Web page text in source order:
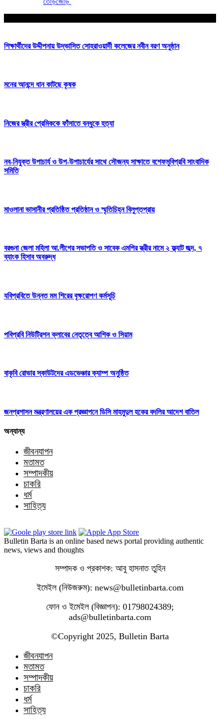
শিক্ষার্থীদের উদ্দীপনায় উদ্ভাসিত সোহরাওয়ার্দী কলেজের নবীন বরণ অনুষ্ঠান
মনের আনন্দে ধান কাটছে কৃষক
নিজের স্ত্রীর প্রেমিককে ফাঁসাতে বন্ধুকে হত্যা
নব-নিযুক্ত উপাচার্য ও উপ-উপাচার্যের সাথে সৌজন্য সাক্ষাতে বশেফমুবিপ্রবি সাংবাদিক
সমিতি
মাওলানা ভাসানীর প্রতিষ্ঠিত প্রতিষ্ঠান ও স্মৃতিচিহ্ন বিলুপ্তপ্রায়
বরগুনা জেলা মহিলা আ.লীগের সভাপতি ও সাবেক এমপির স্ত্রীর নামে ২ ফ্ল্যাট জব্দ, ৭
ব্যাংক হিসাব অবরুদ্ধ
যবিপ্রবিতে উন্নত মম শিরের বৃক্ষরোপণ কর্মসূচি
পবিপ্রবি নিউট্রিশন ক্লাবের নেতৃত্বে আশিক ও সিয়াম
বাকৃবি রোভার স্কাউটদের এডভেঞ্চার ক্যাম্প অনুষ্ঠিত
জনপ্রশাসন মন্ত্রণালয়ের এক প্রজ্ঞাপনে ডিসি মাহমুদুল হকের বদলির আদেশ বাতিল
অন্যান্য
জীবনযাপন
মতামত
সম্পাদকীয়
চাকরি
ধর্ম
সাহিত্য
Bulletin Barta is an online based news portal providing authentic
news, views and thoughts
সম্পাদক ও প্রকাশক: আবু হাসনাত তুহিন
ইমেইল (নিউজরুম): news@bulletinbarta.com
ফোন ও ইমেইল (বিজ্ঞাপন): 01798024389;
ads@bulletinbarta.com
©️Copyright 2025, Bulletin Barta
জীবনযাপন
মতামত
সম্পাদকীয়
চাকরি
ধর্ম
সাহিত্য